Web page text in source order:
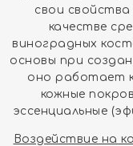
свои
качестве
виноградных
основы при
оно работает
кожные
эссенциальные
Воздействие на